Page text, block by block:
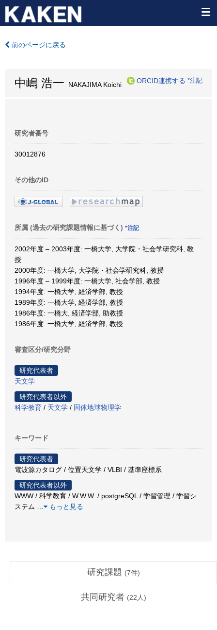
前のページに戻る
中嶋 浩一 NAKAJIMA Koichi
ORCID連携する *注記
研究者番号
30012876
その他のID
所属 (過去の研究課題情報に基づく) *注記
2002年度 – 2003年度: 一橋大学, 大学院・社会学研究科, 教
授
2000年度: 一橋大学, 大学院・社会学研究科, 教授
1996年度 – 1999年度: 一橋大学, 社会学部, 教授
1994年度: 一橋大学, 経済学部, 教授
1989年度: 一橋大学, 経済学部, 教授
1986年度: 一橋大, 経済学部, 助教授
1986年度: 一橋大学, 経済学部, 教授
審査区分/研究分野
研究代表者
天文学
研究代表者以外
科学教育 / 天文学 / 固体地球物理学
キーワード
研究代表者
電波源カタログ / 位置天文学 / VLBI / 基準座標系
研究代表者以外
WWW / 科学教育 / W.W.W. / postgreSQL / 学習管理 / 学習シ
ステム
もっと見る
研究課題 (7件)
共同研究者 (22 人)